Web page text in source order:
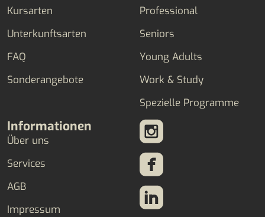
Kursarten
Unterkunftsarten
FAQ
Sonderangebote
Professional
Seniors
Young Adults
Work & Study
Spezielle Programme
Informationen
Über uns
Services
AGB
Impressum